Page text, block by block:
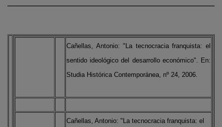
Cañellas, Antonio: "La tecnocracia franquista: el
sentido ideológico del desarrollo económico". En:
Studia Histórica Contemporánea, nº 24, 2006.
Cañellas, Antonio: "La tecnocracia franquista: el